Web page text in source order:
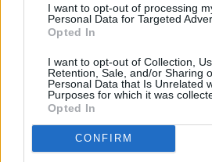
I want to opt-out of processing
Personal Data for Targeted
Opted In
I want to opt-out of Collection,
Retention, Sale, and/or Sharing
Personal Data that Is Unrelated
Purposes for which it was
Opted In
CONFIRM
Eischnee-Gugelhupf
Leicht
Zitronen-Gugelhupf
Leicht
Omas Topfengugelhupf